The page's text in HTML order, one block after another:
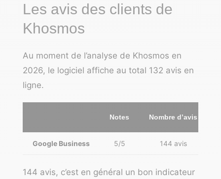
Les avis des clients de
Khosmos
Au moment de l’analyse de Khosmos en
2026, le logiciel affiche au total 132 avis en
ligne.
Notes Nombre d’avis
Google Business 5/5 144 avis
144 avis, c’est en général un bon indicateur